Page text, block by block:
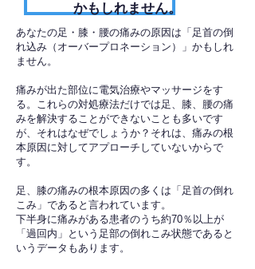
かもしれません。
あなたの足・膝・腰の痛みの原因は「足首の倒
れ込み（オーバープロネーション）」かもしれ
ません。
痛みが出た部位に電気治療やマッサージをす
る。これらの対処療法だけでは足、膝、腰の痛
みを解決することができないことも多いです
が、それはなぜでしょうか？それは、痛みの根
本原因に対してアプローチしていないからで
す。
足、膝の痛みの根本原因の多くは「足首の倒れ
こみ」であると言われています。
下半身に痛みがある患者のうち約70％以上が
「過回内」という足部の倒れこみ状態であると
いうデータもあります。